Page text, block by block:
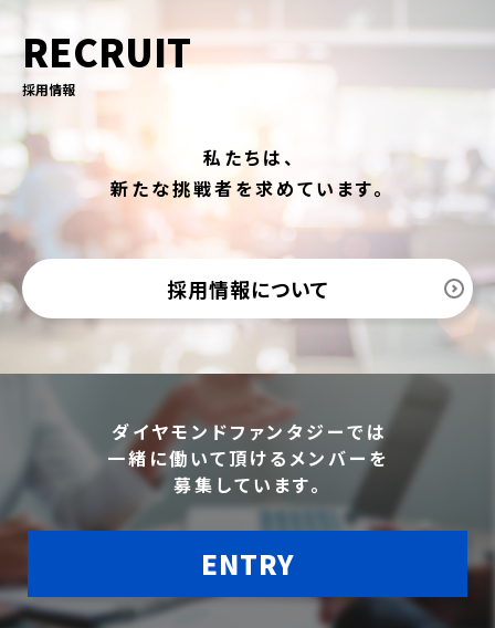
RECRUIT
採用情報
私たちは、
新たな挑戦者を求めています。
採用情報について
ダイヤモンドファンタジーでは
一緒に働いて頂けるメンバーを
募集しています。
ENTRY